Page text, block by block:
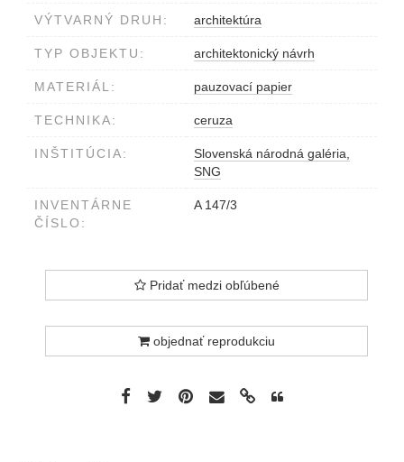
VÝTVARNÝ DRUH: architektúra
TYP OBJEKTU: architektonický návrh
MATERIÁL: pauzovací papier
TECHNIKA: ceruza
INŠTITÚCIA:
Slovenská národná galéria,
SNG
INVENTÁRNE
ČÍSLO:
A 147/3
Pridať medzi obľúbené
objednať reprodukciu